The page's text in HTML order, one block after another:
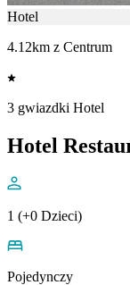
Hotel
4.12km z Centrum
3 gwiazdki Hotel
Hotel
1 (+0 Dzieci)
Pojedynczy